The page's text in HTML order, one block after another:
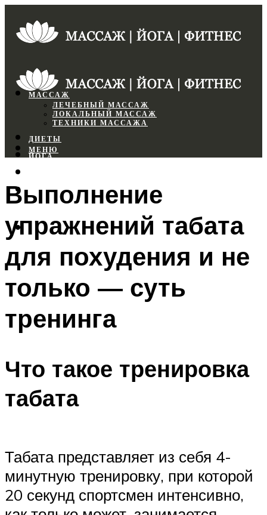
МАССАЖ
ЛЕЧЕБНЫЙ МАССАЖ
ЛОКАЛЬНЫЙ МАССАЖ
ТЕХНИКИ МАССАЖА
ДИЕТЫ
ЙОГА
ФИТНЕС
МЕНЮ
МЕНЮ
Выполнение
упражнений табата
для похудения и не
только — суть
тренинга
Что такое тренировка
табата
Табата представляет из себя 4-
минутную тренировку, при которой
20 секунд спортсмен интенсивно,